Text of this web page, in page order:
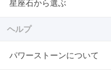
星座石から選ぶ
ヘルプ
パワーストーンについて